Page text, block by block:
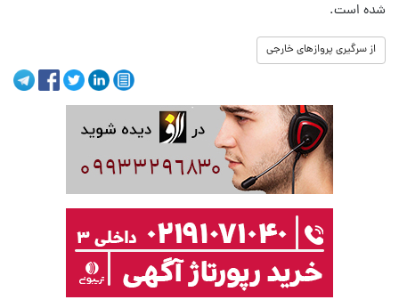
شده است.
از سرگیری پروازهای خارجی